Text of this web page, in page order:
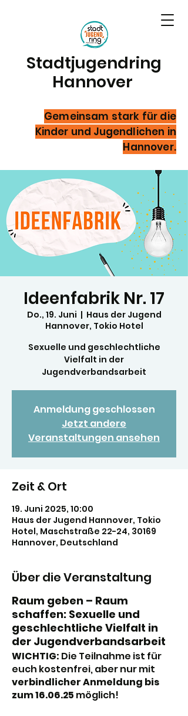
Stadtjugendring
Hannover
Gemeinsam stark für die
Kinder und Jugendlichen in
Hannover.
Ideenfabrik Nr. 17
Do., 19. Juni
  |
Haus der Jugend
Hannover, Tokio Hotel
Sexuelle und geschlechtliche
Vielfalt in der
Jugendverbandsarbeit
Anmeldung geschlossen
Jetzt andere
Veranstaltungen ansehen
Zeit & Ort
19. Juni 2025, 10:00
Haus der Jugend Hannover, Tokio
Hotel, Maschstraße 22-24, 30169
Hannover, Deutschland
Über die Veranstaltung
Raum geben – Raum
schaffen: Sexuelle und
geschlechtliche Vielfalt in
der Jugendverbandsarbeit
WICHTIG: Die Teilnahme ist für
euch kostenfrei, aber nur mit
verbindlicher Anmeldung bis
zum 16.06.25 möglich!